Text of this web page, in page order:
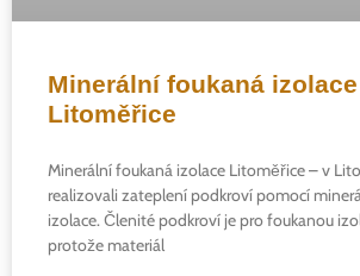
Minerální foukaná izolace
Litoměřice
Minerální foukaná izolace Litoměřice – v
realizovali zateplení podkroví pomocí
izolace. Členité podkroví je pro foukanou
protože materiál